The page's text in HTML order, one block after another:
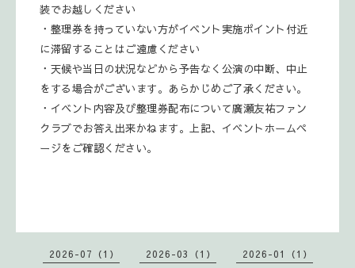
装でお越しください
・整理券を持っていない方がイベント実施ポイント付近
に滞留することはご遠慮ください
・天候や当日の状況などから予告なく公演の中断、中止
をする場合がございます。 あらかじめご了承ください。
・イベント内容及び整理券配布について廣瀬友祐ファン
クラブでお答え出来かねます。上記、イベントホームペ
ージをご確認ください。
2026-07（1） 2026-03（1） 2026-01（1）